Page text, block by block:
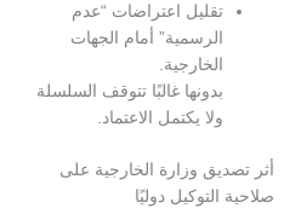
اعتراضات “عدم
أمام الجهات
غالبًا تتوقف السلسلة
يكتمل الاعتماد.
وزارة الخارجية على
دوليًا